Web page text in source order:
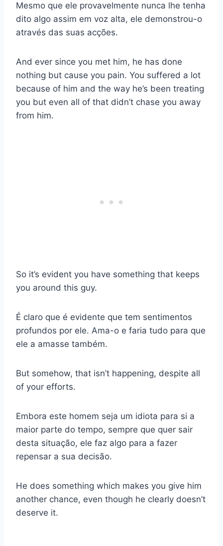
Mesmo que ele provavelmente nunca lhe tenha
dito algo assim em voz alta, ele demonstrou-o
através das suas acções.
And ever since you met him, he has done
nothing but cause you pain. You suffered a lot
because of him and the way he’s been treating
you but even all of that didn’t chase you away
from him.
So it’s evident you have something that keeps
you around this guy.
É claro que é evidente que tem sentimentos
profundos por ele. Ama-o e faria tudo para que
ele a amasse também.
But somehow, that isn’t happening, despite all
of your efforts.
Embora este homem seja um idiota para si a
maior parte do tempo, sempre que quer sair
desta situação, ele faz algo para a fazer
repensar a sua decisão.
He does something which makes you give him
another chance, even though he clearly doesn’t
deserve it.